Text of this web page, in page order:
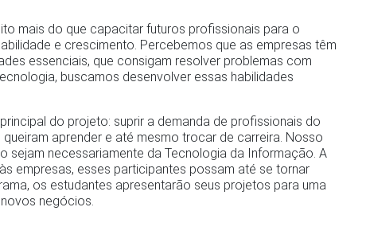
mais do que capacitar futuros profissionais para o
e crescimento. Percebemos que as empresas têm
essenciais, que consigam resolver problemas com
buscamos desenvolver essas habilidades
do projeto: suprir a demanda de profissionais do
aprender e até mesmo trocar de carreira. Nosso
sejam necessariamente da Tecnologia da Informação. A
empresas, esses participantes possam até se tornar
os estudantes apresentarão seus projetos para uma
negócios.